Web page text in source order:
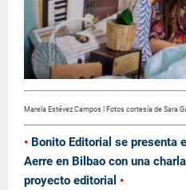
Marela Estévez Campos | Fotos cortesía de Sara
• Bonito Editorial se presenta
Aerre en Bilbao con una
proyecto editorial •